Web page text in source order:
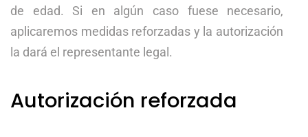
de edad. Si en algún caso fuese necesario,
aplicaremos medidas reforzadas y la autorización
la dará el representante legal.
Autorización reforzada